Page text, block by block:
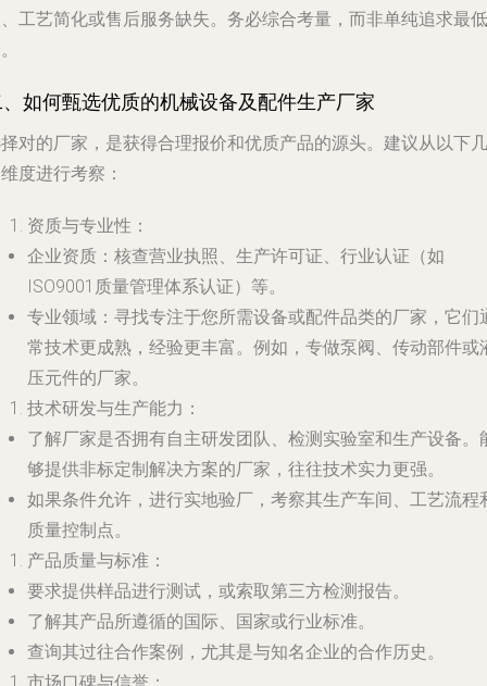
工艺简化或售后服务缺失。务必综合考量，而非单纯追求最低
如何甄选优质的机械设备及配件生产厂家
对的厂家，是获得合理报价和优质产品的源头。建议从以下几
度进行考察：
资质与专业性 ：
企业资质 ：核查营业执照、生产许可证、行业认证（如
ISO9001质量管理体系认证）等。
专业领域 ：寻找专注于您所需设备或配件品类的厂家，它们
常技术更成熟，经验更丰富。例如，专做泵阀、传动部件或
压元件的厂家。
技术研发与生产能力 ：
了解厂家是否拥有自主研发团队、检测实验室和生产设备。
够提供非标定制解决方案的厂家，往往技术实力更强。
如果条件允许，进行实地验厂，考察其生产车间、工艺流程
质量控制点。
产品质量与标准 ：
要求提供样品进行测试，或索取第三方检测报告。
了解其产品所遵循的国际、国家或行业标准。
查询其过往合作案例，尤其是与知名企业的合作历史。